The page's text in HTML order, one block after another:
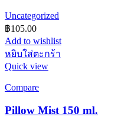
Uncategorized
฿105.00
Add to wishlist
หยิบใส่ตะกร้า
Quick view
Compare
Pillow Mist 150 ml.